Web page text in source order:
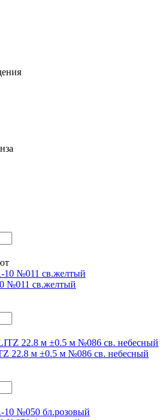
№011 св.желтый
22.8 м ±0.5 м №086 св. небесный